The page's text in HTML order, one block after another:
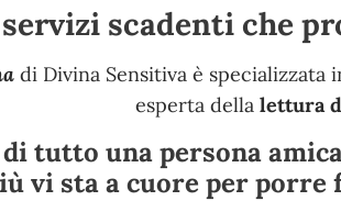
scadenti che
di Divina Sensitiva è specializzata
esperta dellalettura
tutto una persona
vi sta a cuore per porre